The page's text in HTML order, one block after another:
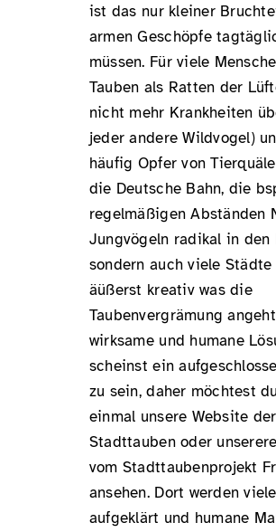
ist das nur kleiner
armen Geschöpfe
müssen. Für viele
Tauben als Ratten der
nicht mehr Krankheiten
jeder andere Wildvogel)
häufig Opfer von
die Deutsche Bahn, die
regelmäßigen Abständen
Jungvögeln radikal in den
sondern auch viele
äüßerst kreativ was die
Taubenvergrämung
wirksame und humane
scheinst ein
zu sein, daher möchtest
einmal unsere Website
Stadttauben oder
vom Stadttaubenprojekt
ansehen. Dort werden
aufgeklärt und humane